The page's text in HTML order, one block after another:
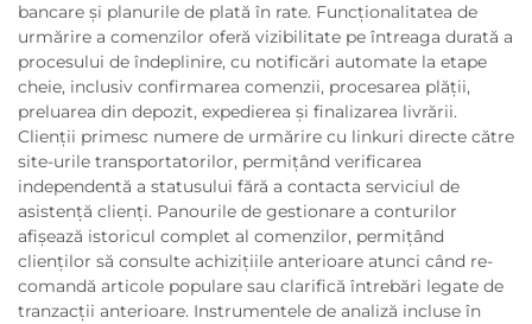
bancare și planurile de plată în rate. Funcționalitatea de
urmărire a comenzilor oferă vizibilitate pe întreaga durată a
procesului de îndeplinire, cu notificări automate la etape
cheie, inclusiv confirmarea comenzii, procesarea plății,
preluarea din depozit, expedierea și finalizarea livrării.
Clienții primesc numere de urmărire cu linkuri directe către
site-urile transportatorilor, permițând verificarea
independentă a statusului fără a contacta serviciul de
asistență clienți. Panourile de gestionare a conturilor
afișează istoricul complet al comenzilor, permițând
clienților să consulte achizițiile anterioare atunci când re-
comandă articole populare sau clarifică întrebări legate de
tranzacții anterioare. Instrumentele de analiză incluse în